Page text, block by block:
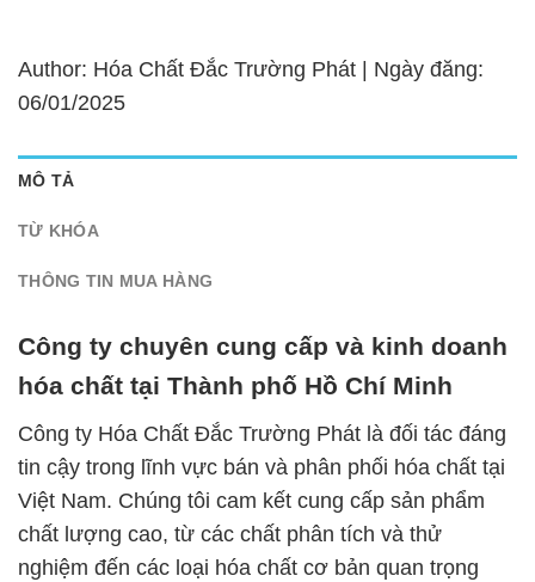
Author: Hóa Chất Đắc Trường Phát | Ngày đăng:
06/01/2025
MÔ TẢ
TỪ KHÓA
THÔNG TIN MUA HÀNG
Công ty chuyên cung cấp và kinh doanh
hóa chất tại Thành phố Hồ Chí Minh
Công ty Hóa Chất Đắc Trường Phát là đối tác đáng
tin cậy trong lĩnh vực bán và phân phối hóa chất tại
Việt Nam. Chúng tôi cam kết cung cấp sản phẩm
chất lượng cao, từ các chất phân tích và thử
nghiệm đến các loại hóa chất cơ bản quan trọng